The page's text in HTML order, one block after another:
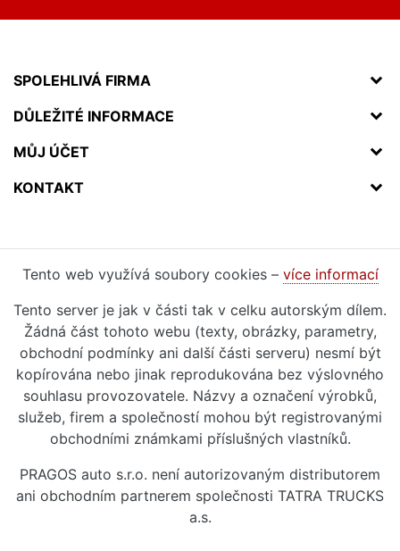
SPOLEHLIVÁ FIRMA
DŮLEŽITÉ INFORMACE
MŮJ ÚČET
KONTAKT
Tento web využívá soubory cookies – více informací
Tento server je jak v části tak v celku autorským dílem.
Žádná část tohoto webu (texty, obrázky, parametry,
obchodní podmínky ani další části serveru) nesmí být
kopírována nebo jinak reprodukována bez výslovného
souhlasu provozovatele. Názvy a označení výrobků,
služeb, firem a společností mohou být registrovanými
obchodními známkami příslušných vlastníků.
PRAGOS auto s.r.o. není autorizovaným distributorem
ani obchodním partnerem společnosti TATRA TRUCKS
a.s.